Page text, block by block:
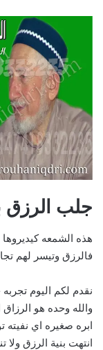
جلب الرزق
هذه الشمعه
فالرزق وتيسر لهم
نقدم لكم اليوم تجربه
والله وحده هو
ابره صغيره اي
انتهت بنية الرزق